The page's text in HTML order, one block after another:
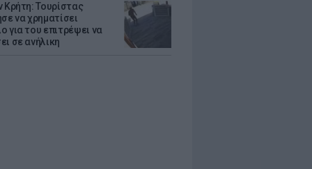
Κρήτη: Τουρίστας
να χρηματίσει
για του επιτρέψει να
σε ανήλικη